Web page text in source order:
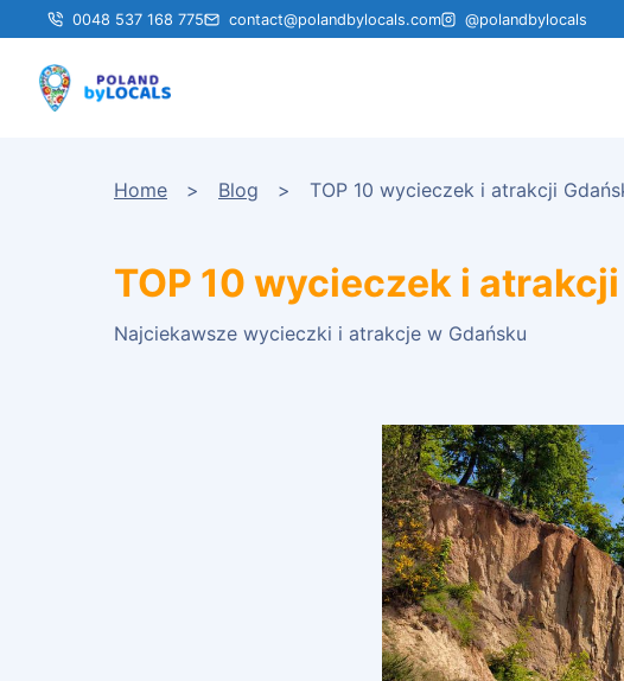
0048 537 168 775 contact@polandbylocals.com @polandbylocals
Home Blog TOP 10 wycieczek i atrakcji
TOP 10 wycieczek i
Najciekawsze wycieczki i atrakcje w Gdańsku